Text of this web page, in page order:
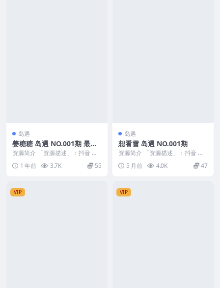
岛遇
姜糖糖 岛遇 NO.001期 最新
至：2025.6.21
资源简介 「资源描述」：抖音 姜
糖糖 岛遇 NO.001期 【4P15V】最
新至...1 年前 3.7K 55
岛遇
想看雪 岛遇 NO.001期
资源简介 「资源描述」：抖音 想
看雪 岛遇 NO.001期 【6P14V】
「资...5 月前 4.0K 47
VIP VIP